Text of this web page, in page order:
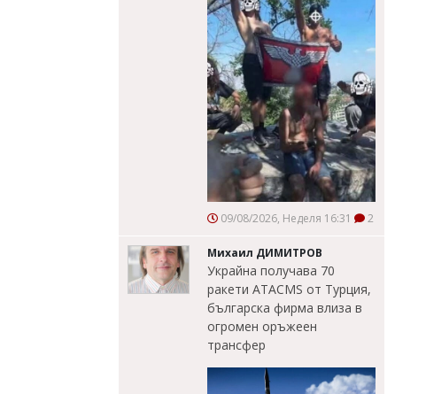
09/08/2026, Неделя 16:31 2
Михаил ДИМИТРОВ
Украйна получава 70
ракети ATACMS от Турция,
българска фирма влиза в
огромен оръжеен
трансфер